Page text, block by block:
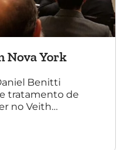
Nova York
Benitti
tratamento de
no Veith